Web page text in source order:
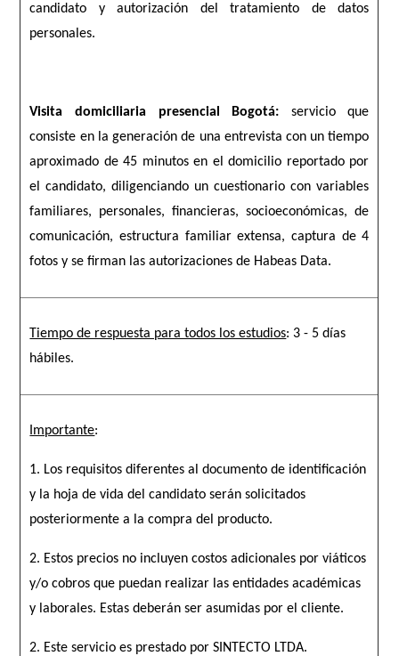
candidato y autorización del tratamiento de datos
personales.
Visita domiciliaria presencial Bogotá: servicio que
consiste en la generación de una entrevista con un tiempo
aproximado de 45 minutos en el domicilio reportado por
el candidato, diligenciando un cuestionario con variables
familiares, personales, financieras, socioeconómicas, de
comunicación, estructura familiar extensa, captura de 4
fotos y se firman las autorizaciones de Habeas Data.
Tiempo de respuesta para todos los estudios: 3 - 5 días
hábiles.
Importante:
1. Los requisitos diferentes al documento de identificación
y la hoja de vida del candidato serán solicitados
posteriormente a la compra del producto.
2. Estos precios no incluyen costos adicionales por viáticos
y/o cobros que puedan realizar las entidades académicas
y laborales. Estas deberán ser asumidas por el cliente.
2. Este servicio es prestado por SINTECTO LTDA.